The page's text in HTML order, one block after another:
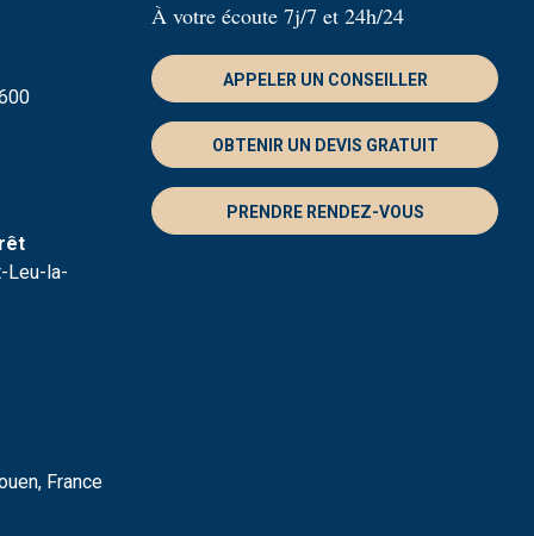
Leu-la-
France
À votre écoute 7j/7 et 24h/24
APPELER UN CONSEILLER
OBTENIR UN DEVIS GRATUIT
PRENDRE RENDEZ-VOUS